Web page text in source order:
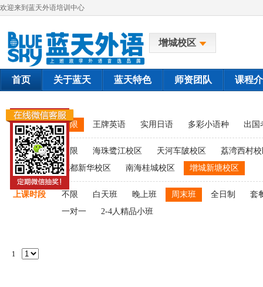
欢迎来到蓝天外语培训中心
增城校区
首页 关于蓝天 蓝天特色 师资团队 课程
课程类别 不限 王牌英语 实用日语 多彩小语种 出国
上课校区 不限 海珠鹭江校区 天河车陂校区
荔湾西村
花都新华校区
南海桂城校区 增城新塘校区
上课时段 不限 白天班 晚上班 周末班 全日制
套
一对一
2-4人精品小班
1